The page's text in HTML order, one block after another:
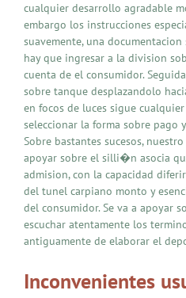
cualquier desarrollo agradable
embargo los instrucciones
suavemente, una
hay que ingresar a la division
cuenta de el consumidor.
sobre tanque desplazandolo
en focos de luces sigue
seleccionar la forma sobre pago
Sobre bastantes sucesos,
apoyar sobre el silli�n asocia
admision, con la capacidad
del tunel carpiano monto y
del consumidor. Se va a apoyar
escuchar atentamente los
antiguamente de elaborar el
Inconvenientes